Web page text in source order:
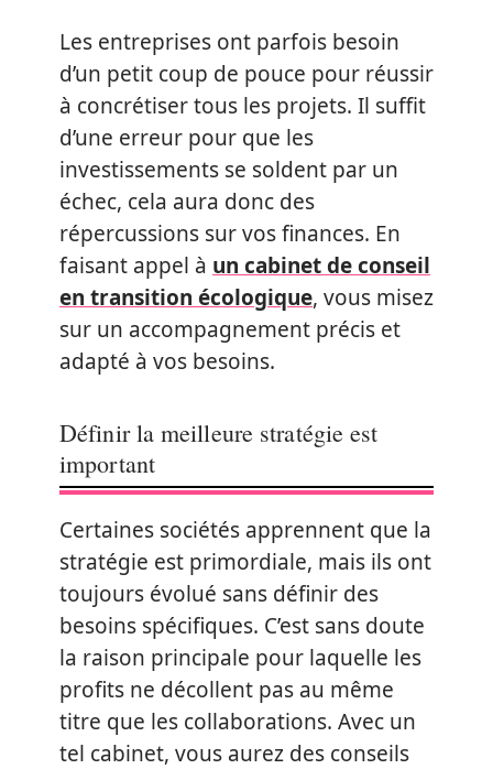
Les entreprises ont parfois besoin
d’un petit coup de pouce pour réussir
à concrétiser tous les projets. Il suffit
d’une erreur pour que les
investissements se soldent par un
échec, cela aura donc des
répercussions sur vos finances. En
faisant appel à un cabinet de conseil
en transition écologique, vous misez
sur un accompagnement précis et
adapté à vos besoins.
Définir la meilleure stratégie est
important
Certaines sociétés apprennent que la
stratégie est primordiale, mais ils ont
toujours évolué sans définir des
besoins spécifiques. C’est sans doute
la raison principale pour laquelle les
profits ne décollent pas au même
titre que les collaborations. Avec un
tel cabinet, vous aurez des conseils